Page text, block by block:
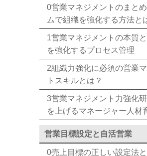
0営業マネジメントのまと
ムで組織を強化する方法と
1営業マネジメントの本質
を強化するプロセス管理
2組織力強化に必須の営業
トスキルとは？
3営業マネジメント力強化
を上げるマネージャー人材
営業目標設定と自活営業
0売上目標の正しい設定法